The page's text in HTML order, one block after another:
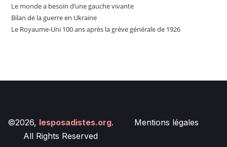
Le monde a besoin d’une gauche vivante
Bilan de la guerre en Ukraine
Le Royaume-Uni 100 ans après la grève générale de 1926
©2026, lesposadistes.org.
All Rights Reserved
Mentions légales